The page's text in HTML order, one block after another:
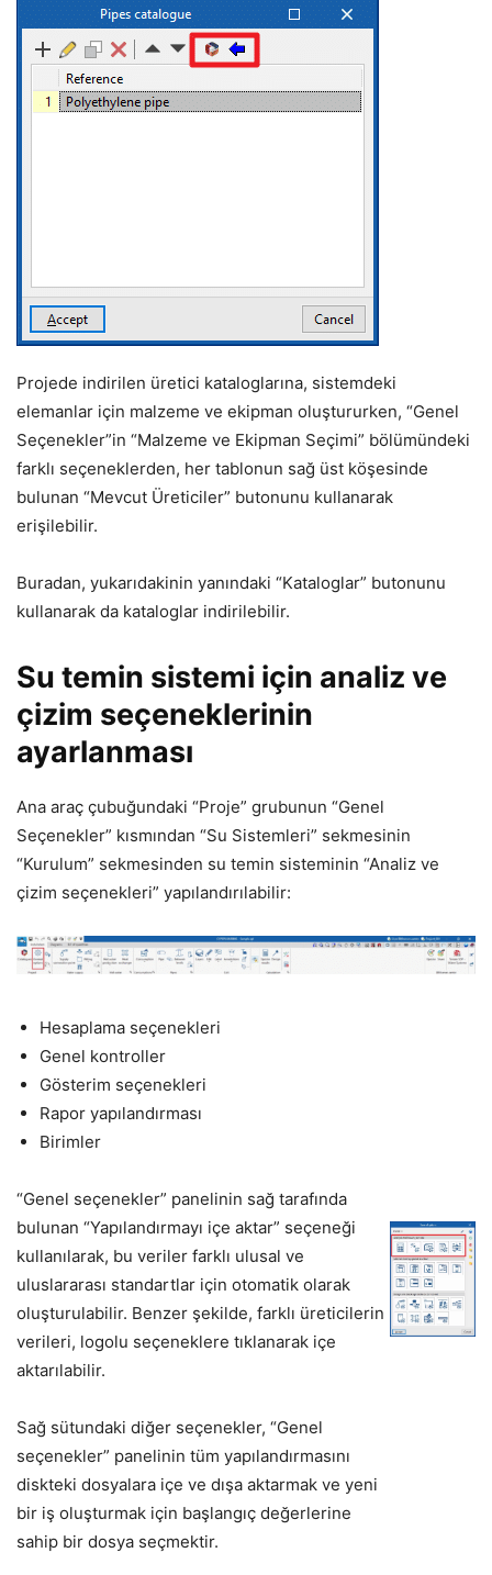
Projede indirilen üretici kataloglarına, sistemdeki
elemanlar için malzeme ve ekipman oluştururken, “Genel
Seçenekler”in “Malzeme ve Ekipman Seçimi” bölümündeki
farklı seçeneklerden, her tablonun sağ üst köşesinde
bulunan “Mevcut Üreticiler” butonunu kullanarak
erişilebilir.
Buradan, yukarıdakinin yanındaki “Kataloglar” butonunu
kullanarak da kataloglar indirilebilir.
Su temin sistemi için analiz ve
çizim seçeneklerinin
ayarlanması
Ana araç çubuğundaki “Proje” grubunun “Genel
Seçenekler” kısmından “Su Sistemleri” sekmesinin
“Kurulum” sekmesinden su temin sisteminin “Analiz ve
çizim seçenekleri” yapılandırılabilir:
Hesaplama seçenekleri
Genel kontroller
Gösterim seçenekleri
Rapor yapılandırması
Birimler
“Genel seçenekler” panelinin sağ tarafında
bulunan “Yapılandırmayı içe aktar” seçeneği
kullanılarak, bu veriler farklı ulusal ve
uluslararası standartlar için otomatik olarak
oluşturulabilir. Benzer şekilde, farklı üreticilerin
verileri, logolu seçeneklere tıklanarak içe
aktarılabilir.
Sağ sütundaki diğer seçenekler, “Genel
seçenekler” panelinin tüm yapılandırmasını
diskteki dosyalara içe ve dışa aktarmak ve yeni
bir iş oluşturmak için başlangıç ​​değerlerine
sahip bir dosya seçmektir.